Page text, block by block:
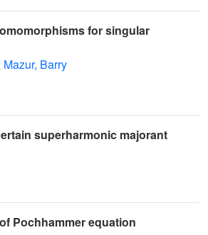
for singular
Mazur, Barry
superharmonic majorant
Pochhammer equation